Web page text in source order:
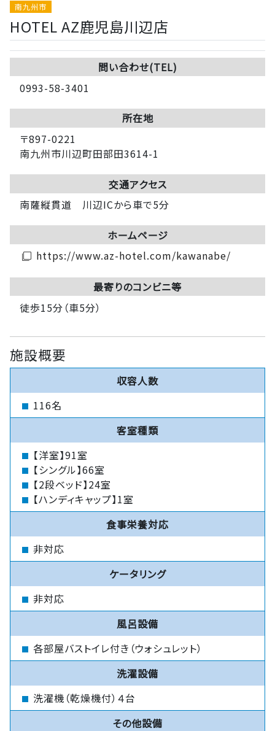
南九州市
HOTEL AZ鹿児島川辺店
問い合わせ(TEL)
0993-58-3401
所在地
〒897-0221
南九州市川辺町田部田3614-1
交通アクセス
南薩縦貫道 川辺ICから車で5分
ホームページ
filter_none https://www.az-hotel.com/kawanabe/
最寄りのコンビニ等
徒歩15分（車5分）
施設概要
収容人数
116名
客室種類
【洋室】91室
【シングル】66室
【2段ベッド】24室
【ハンディキャップ】1室
食事栄養対応
非対応
ケータリング
非対応
風呂設備
各部屋バストイレ付き（ウォシュレット）
洗濯設備
洗濯機（乾燥機付）４台
その他設備